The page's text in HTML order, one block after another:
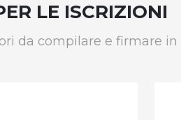
LE ISCRIZIONI
da compilare e firmare